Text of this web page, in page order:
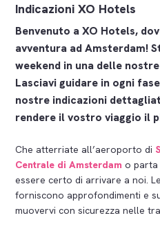
Indicazioni XO Hotels
Benvenuto a XO Hotels,
avventura ad Amsterdam!
weekend in una delle nostre
Lasciavi guidare in ogni
nostre indicazioni
rendere il vostro viaggio il
Che atterriate all’aeroporto di
Centrale di Amsterdam o parta
essere certo di arrivare a noi.
forniscono approfondimenti e
muovervi con sicurezza nelle